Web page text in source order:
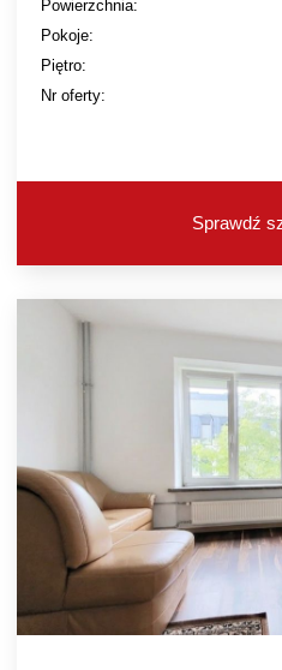
Powierzchnia:
Pokoje:
Piętro:
Nr oferty:
Sprawdź